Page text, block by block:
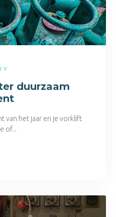
duurzaam
van het jaar en je vorklift
of...